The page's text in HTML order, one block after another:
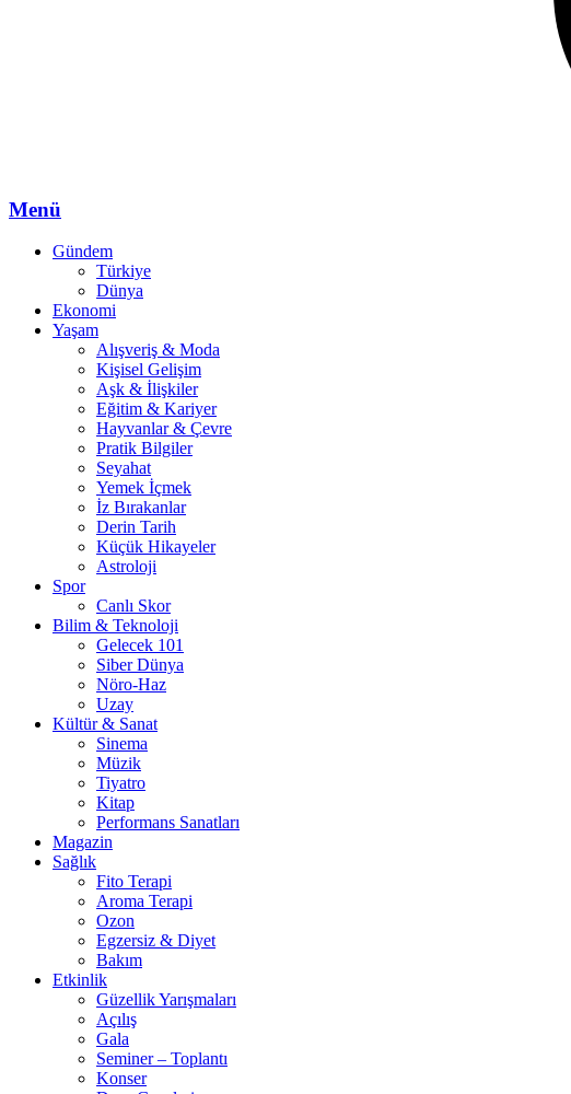
Menü
Gündem
Türkiye
Dünya
Ekonomi
Yaşam
Alışveriş & Moda
Kişisel Gelişim
Aşk & İlişkiler
Eğitim & Kariyer
Hayvanlar & Çevre
Pratik Bilgiler
Seyahat
Yemek İçmek
İz Bırakanlar
Derin Tarih
Küçük Hikayeler
Astroloji
Spor
Canlı Skor
Bilim & Teknoloji
Gelecek 101
Siber Dünya
Nöro-Haz
Uzay
Kültür & Sanat
Sinema
Müzik
Tiyatro
Kitap
Performans Sanatları
Magazin
Sağlık
Fito Terapi
Aroma Terapi
Ozon
Egzersiz & Diyet
Bakım
Etkinlik
Güzellik Yarışmaları
Açılış
Gala
Seminer – Toplantı
Konser